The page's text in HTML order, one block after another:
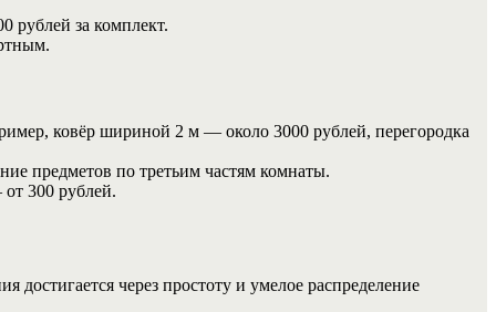
рублей за комплект.
ковёр шириной 2 м — около 3000 рублей, перегородка
предметов по третьим частям комнаты.
300 рублей.
через простоту и умелое распределение